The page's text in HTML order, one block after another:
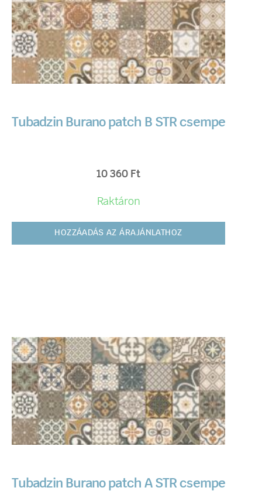
Tubadzin Burano patch B STR csempe
10 360 Ft
Raktáron
HOZZÁADÁS AZ ÁRAJÁNLATHOZ
Tubadzin Burano patch A STR csempe